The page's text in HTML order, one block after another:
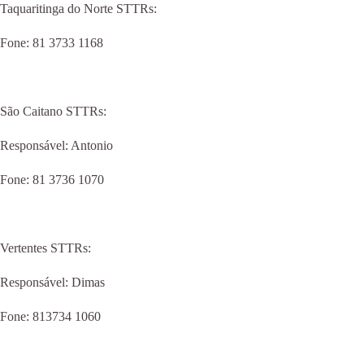
Taquaritinga do Norte STTRs:
Fone: 81 3733 1168
São Caitano STTRs:
Responsável: Antonio
Fone: 81 3736 1070
Vertentes STTRs:
Responsável: Dimas
Fone: 813734 1060